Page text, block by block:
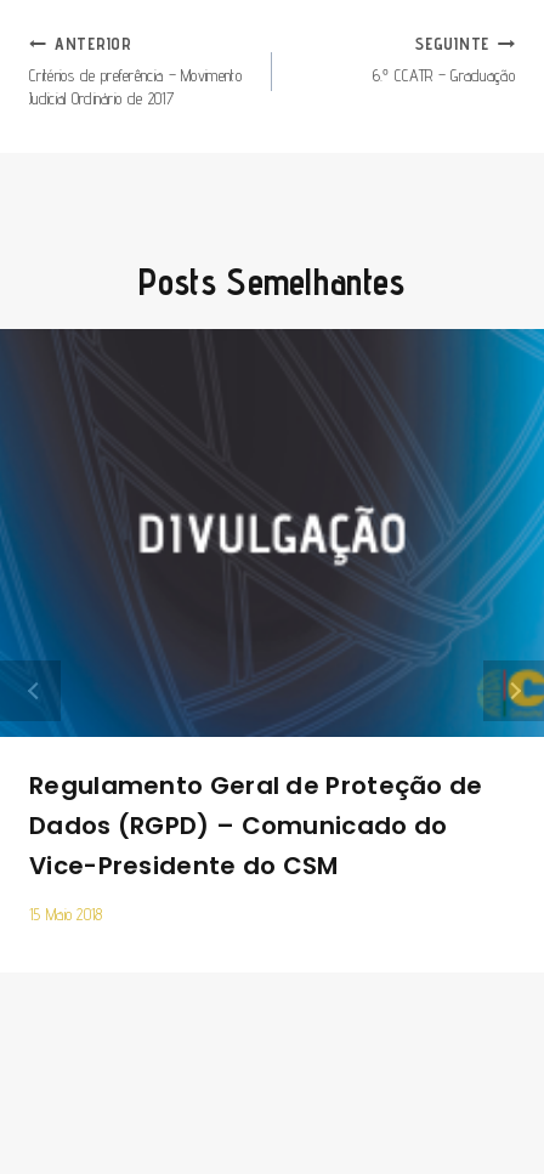
Navegação
De
Artigos
ANTERIOR
Critérios de preferência – Movimento
Judicial Ordinário de 2017
SEGUINTE
6.º CCATR – Graduação
Posts Semelhantes
Regulamento Geral de Proteção de
Dados (RGPD) – Comunicado do
Vice-Presidente do CSM
15 Maio 2018